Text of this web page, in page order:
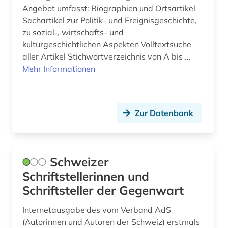
musikwissenschaft (1)
nachrichten (1)
naturgefahr (1)
online-publikation (4)
organisation (1)
ostmitteleuropa (1)
Angebot umfasst: Biographien und Ortsartikel
Sachartikel zur Politik- und Ereignisgeschichte,
zu sozial-, wirtschafts- und
kulturgeschichtlichen Aspekten Volltextsuche
aller Artikel Stichwortverzeichnis von A bis ...
Mehr Informationen
Zur Datenbank
Schweizer
Schriftstellerinnen und
Schriftsteller der Gegenwart
Internetausgabe des vom Verband AdS
(Autorinnen und Autoren der Schweiz) erstmals